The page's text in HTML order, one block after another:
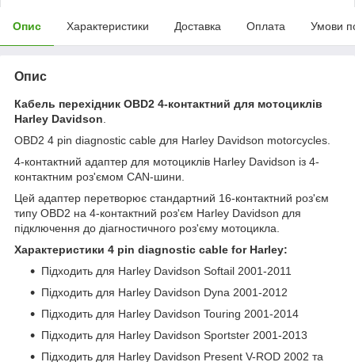
Опис Характеристики Доставка Оплата Умови
Опис
Кабель перехідник OBD2 4-контактний для мотоциклів
Harley Davidson
OBD2 4 pin diagnostic cable для Harley Davidson motorcycles.
4-контактний адаптер для мотоциклів Harley Davidson із 4-
контактним роз'ємом CAN-шини.
Цей адаптер перетворює стандартний 16-контактний роз'єм
типу OBD2 на 4-контактний роз'єм Harley Davidson для
підключення до діагностичного роз'єму мотоцикла.
Характеристики 4 pin diagnostic cable for Harley:
Підходить для Harley Davidson Softail 2001-2011
Підходить для Harley Davidson Dyna 2001-2012
Підходить для Harley Davidson Touring 2001-2014
Підходить для Harley Davidson Sportster 2001-2013
Підходить для Harley Davidson Present V-ROD 2002 та